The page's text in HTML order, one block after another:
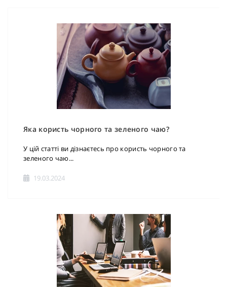
Яка користь чорного та зеленого чаю?
У цій статті ви дізнаєтесь про користь чорного та
зеленого чаю...
19.03.2024